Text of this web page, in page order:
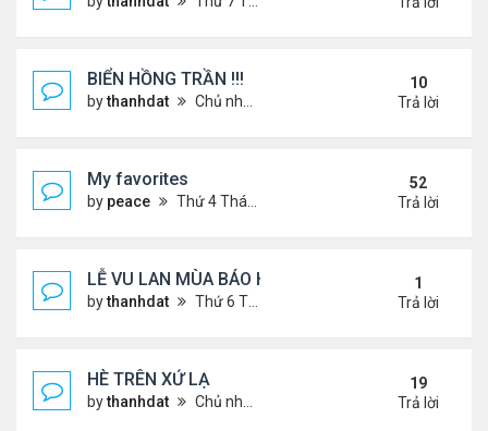
BIỂN HỒNG TRẦN !!!
bythanhdat Chủ nhật Tháng 10 27, 2024 2:17 pm
10
Trả lời
My favorites
by peace Thứ 4 Tháng 9 04, 2024 12:11 pm
52
Trả lời
LỄ VU LAN MÙA BÁO HIẾU !!!
bythanhdat Thứ 6 Tháng 9 05, 2025 1:52 pm
1
Trả lời
HÈ TRÊN XỨ LẠ
bythanhdat Chủ nhật Tháng 6 30, 2024 12:19 pm
19
Trả lời